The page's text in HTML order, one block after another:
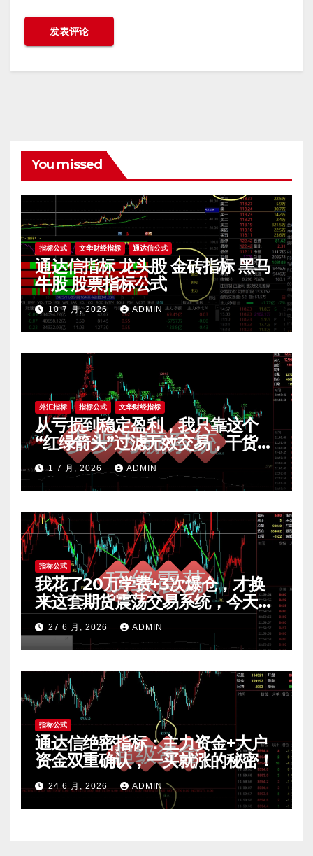
You missed
指标公式 文华财经指标 通达信公式
通达信指标 龙头股 金砖指标 黑马
牛股 股票指标公式
10 7 月, 2026 ADMIN
外汇指标 指标公式 文华财经指标
从亏损到稳定盈利，我只靠这个
“红绿箭头”过滤无效交易，干货全
公开 mt4指标
1 7 月, 2026 ADMIN
指标公式
我花了20万学费+3次爆仓，才换
来这套期货震荡交易系统，今天免
费公开核心逻辑
27 6 月, 2026 ADMIN
指标公式
通达信绝密指标：主力资金+大户
资金双重确认，一买就涨的秘密！
24 6 月, 2026 ADMIN